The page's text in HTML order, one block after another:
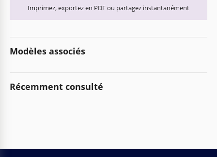
Imprimez, exportez en PDF ou partagez instantanément
Modèles associés
Récemment consulté